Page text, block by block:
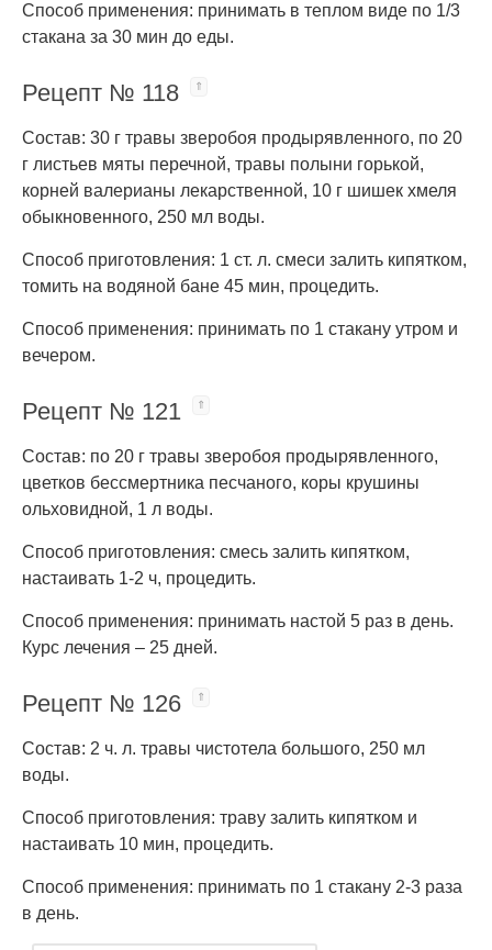
Способ применения: принимать в теплом виде по 1/3
стакана за 30 мин до еды.
Рецепт № 118
Состав: 30 г травы зверобоя продырявленного, по 20
г листьев мяты перечной, травы полыни горькой,
корней валерианы лекарственной, 10 г шишек хмеля
обыкновенного, 250 мл воды.
Способ приготовления: 1 ст. л. смеси залить кипятком,
томить на водяной бане 45 мин, процедить.
Способ применения: принимать по 1 стакану утром и
вечером.
Рецепт № 121
Состав: по 20 г травы зверобоя продырявленного,
цветков бессмертника песчаного, коры крушины
ольховидной, 1 л воды.
Способ приготовления: смесь залить кипятком,
настаивать 1-2 ч, процедить.
Способ применения: принимать настой 5 раз в день.
Курс лечения – 25 дней.
Рецепт № 126
Состав: 2 ч. л. травы чистотела большого, 250 мл
воды.
Способ приготовления: траву залить кипятком и
настаивать 10 мин, процедить.
Способ применения: принимать по 1 стакану 2-3 раза
в день.